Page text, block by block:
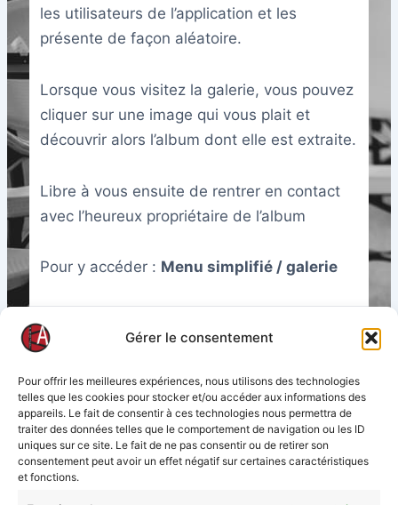
Gérer le consentement
Pour offrir les meilleures expériences, nous utilisons des technologies
telles que les cookies pour stocker et/ou accéder aux informations des
appareils. Le fait de consentir à ces technologies nous permettra de
traiter des données telles que le comportement de navigation ou les ID
uniques sur ce site. Le fait de ne pas consentir ou de retirer son
consentement peut avoir un effet négatif sur certaines caractéristiques
et fonctions.
les utilisateurs de l’application et les
présente de façon aléatoire.
Lorsque vous visitez la galerie, vous pouvez
cliquer sur une image qui vous plait et
découvrir alors l’album dont elle est extraite.
Libre à vous ensuite de rentrer en contact
avec l’heureux propriétaire de l’album
Pour y accéder : Menu simplifié / galerie
What are your Feelings